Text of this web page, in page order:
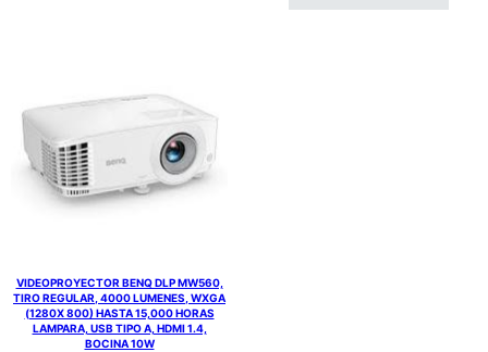
VIDEOPROYECTOR BENQ DLP MW560,
TIRO REGULAR, 4000 LUMENES, WXGA
(1280X 800) HASTA 15,000 HORAS
LAMPARA, USB TIPO A, HDMI 1.4,
BOCINA 10W